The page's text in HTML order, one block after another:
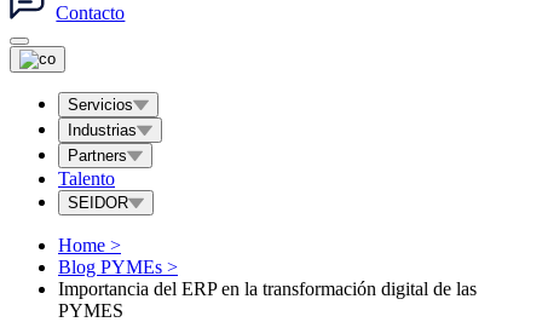
Contacto
Servicios
Industrias
Partners
Talento
SEIDOR
Home >
Blog PYMEs >
Importancia del ERP en la transformación digital de las
PYMES